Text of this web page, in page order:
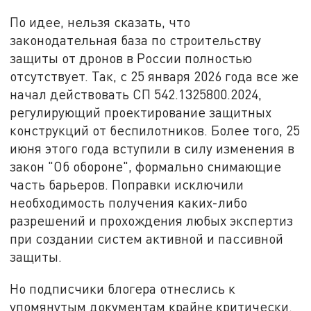
По идее, нельзя сказать, что
законодательная база по строительству
защиты от дронов в России полностью
отсутствует. Так, с 25 января 2026 года все же
начал действовать СП 542.1325800.2024,
регулирующий проектирование защитных
конструкций от беспилотников. Более того, 25
июня этого года вступили в силу изменения в
закон "Об обороне", формально снимающие
часть барьеров. Поправки исключили
необходимость получения каких-либо
разрешений и прохождения любых экспертиз
при создании систем активной и пассивной
защиты.
Но подписчики блогера отнеслись к
упомянутым документам крайне критически.